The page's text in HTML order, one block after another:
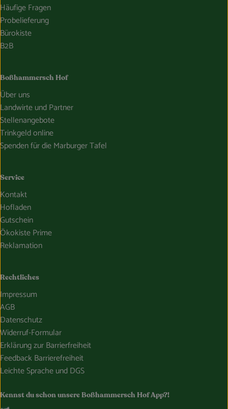
Häufige Fragen
Probelieferung
Bürokiste
B2B
Boßhammersch Hof
Über uns
Landwirte und Partner
Stellenangebote
Trinkgeld online
Spenden für die Marburger Tafel
Service
Kontakt
Hofladen
Gutschein
Ökokiste Prime
Reklamation
Rechtliches
Impressum
AGB
Datenschutz
Widerruf-Formular
Erklärung zur Barrierfreiheit
Feedback Barrierefreiheit
Leichte Sprache und DGS
Kennst du schon unsere Boßhammersch Hof App?!